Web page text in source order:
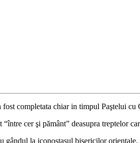
fost completata chiar in timpul Paştelui
cer şi pământ” deasupra treptelor
gândul la iconostasul bisericilor